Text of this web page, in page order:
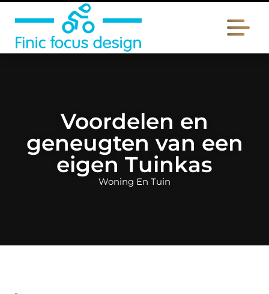
Voordelen en
geneugten van een
eigen Tuinkas
Woning En Tuin